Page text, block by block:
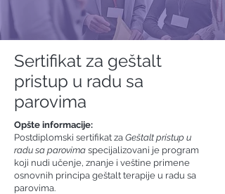
Sertifikat za geštalt
pristup u radu sa
parovima
Opšte informacije:
Postdiplomski sertifikat za Geštalt pristup u
radu sa parovima specijalizovani je program
koji nudi učenje, znanje i veštine primene
osnovnih principa geštalt terapije u radu sa
parovima.